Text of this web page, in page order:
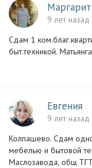
9 лет назад
Сдам 1
быт.техникой.
Евгения
9 лет назад
Колпашево. Сдам
мебелью и бытовой
Маслозавода, общ